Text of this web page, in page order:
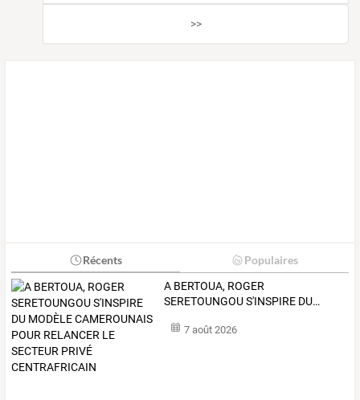
>>
Récents Populaires
A BERTOUA, ROGER
SERETOUNGOUS'INSPIRE DU…
7 août 2026